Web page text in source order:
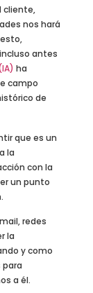
cliente,
nos hará
antes
ha
campo
de
que es un
la
con la
un punto
redes
la
y como
a él.